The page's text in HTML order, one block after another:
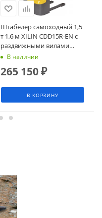
Штабелер самоходный 1,5
т 1,6 м XILIN CDD15R-EN с
раздвижными вилами
(сопровождаемый)
В наличии
265 150₽
В КОРЗИНУ